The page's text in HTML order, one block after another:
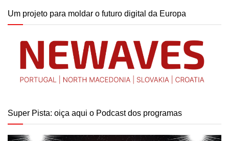
Um projeto para moldar o futuro digital da Europa
Super Pista: oiça aqui o Podcast dos programas